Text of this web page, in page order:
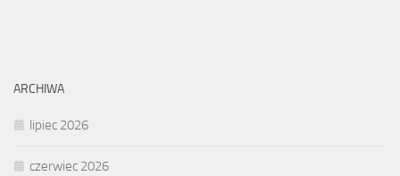
ARCHIWA
lipiec 2026
czerwiec 2026